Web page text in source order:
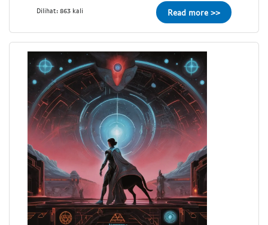
Dilihat: 863 kali Read more >>